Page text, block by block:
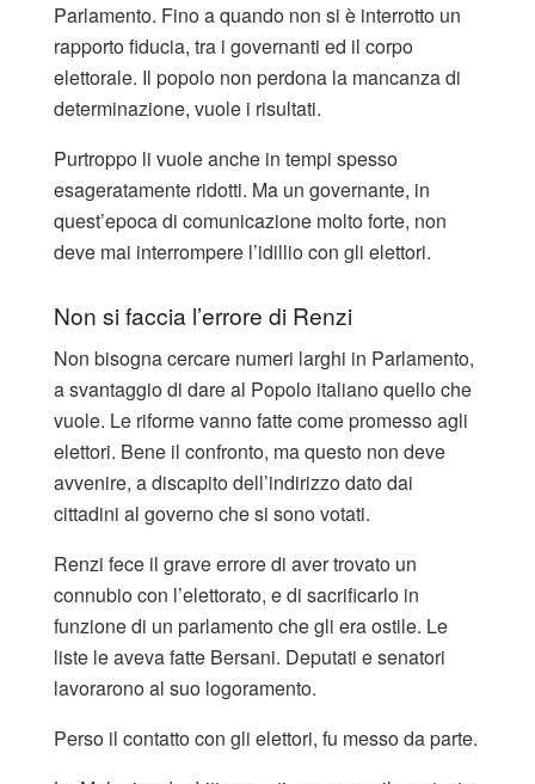
Parlamento. Fino a quando non si è interrotto un
rapporto fiducia, tra i governanti ed il corpo
elettorale. Il popolo non perdona la mancanza di
determinazione, vuole i risultati.
Purtroppo li vuole anche in tempi spesso
esageratamente ridotti. Ma un governante, in
quest’epoca di comunicazione molto forte, non
deve mai interrompere l’idillio con gli elettori.
Non si faccia l’errore di Renzi
Non bisogna cercare numeri larghi in Parlamento,
a svantaggio di dare al Popolo italiano quello che
vuole. Le riforme vanno fatte come promesso agli
elettori. Bene il confronto, ma questo non deve
avvenire, a discapito dell’indirizzo dato dai
cittadini al governo che si sono votati.
Renzi fece il grave errore di aver trovato un
connubio con l’elettorato, e di sacrificarlo in
funzione di un parlamento che gli era ostile. Le
liste le aveva fatte Bersani. Deputati e senatori
lavorarono al suo logoramento.
Perso il contatto con gli elettori, fu messo da parte.